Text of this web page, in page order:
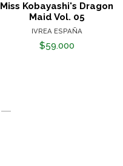
Miss Kobayashi's Dragon
Maid Vol. 05
IVREA ESPAÑA
$59.000